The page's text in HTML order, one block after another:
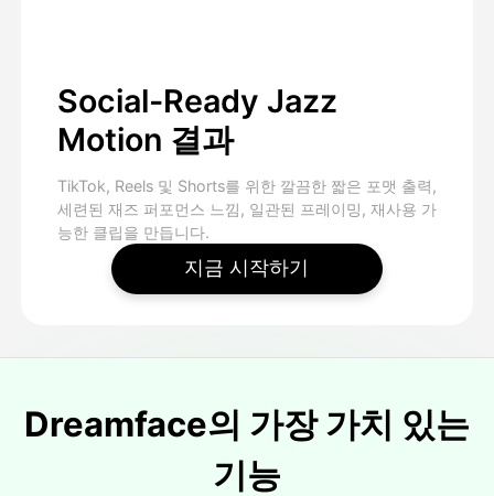
Social-Ready Jazz
Motion 결과
TikTok, Reels 및 Shorts를 위한 깔끔한 짧은 포맷 출력,
세련된 재즈 퍼포먼스 느낌, 일관된 프레이밍, 재사용 가
능한 클립을 만듭니다.
지금 시작하기
Dreamface의 가장 가치 있는
기능